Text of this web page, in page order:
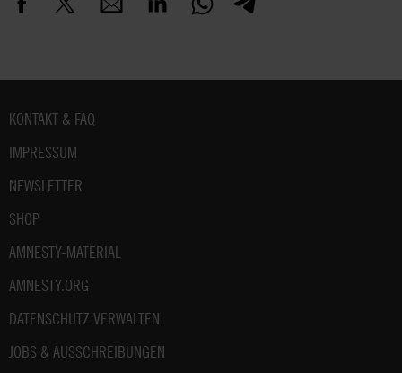
Fußbereich
KONTAKT & FAQ
IMPRESSUM
NEWSLETTER
SHOP
AMNESTY-MATERIAL
AMNESTY.ORG
DATENSCHUTZ VERWALTEN
JOBS & AUSSCHREIBUNGEN